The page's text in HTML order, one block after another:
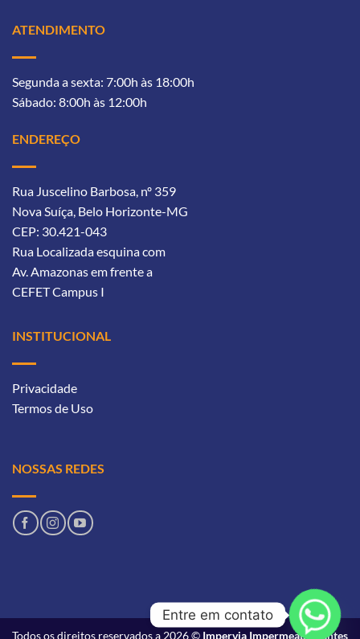
ATENDIMENTO
Segunda a sexta: 7:00h às 18:00h
Sábado: 8:00h às 12:00h
ENDEREÇO
Rua Juscelino Barbosa, nº 359
Nova Suíça, Belo Horizonte-MG
CEP: 30.421-043
Rua Localizada esquina com
Av. Amazonasem frente a
CEFET Campus I
INSTITUCIONAL
Privacidade
Termos de Uso
NOSSAS REDES
Todos os direitos reservados a 2026 © Impervia Impermeabilizantes
Entre em contato